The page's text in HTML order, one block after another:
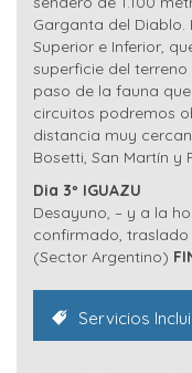
Garganta del Diablo.
Superior e Inferior,
superficie del
paso de la fauna
circuitos podremos
distancia muy
Bosetti, San Martín y
Dia 3º IGUAZU
Desayuno, – y a la
confirmado, traslado
(Sector Argentino)
Servicios